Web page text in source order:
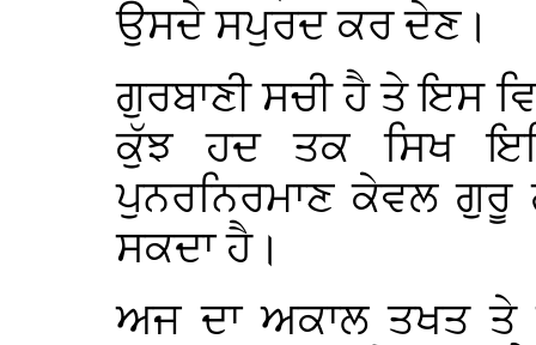
ਉਸਦੇ ਸਪੁਰਦ ਕਰ ਦੇਣ।
ਗੁਰਬਾਣੀ ਸਚੀ ਹੈ ਤੇ ਇਸ
ਕੁੱਝ ਹਦ ਤਕ ਸਿਖ
ਪੁਨਰਨਿਰਮਾਣ ਕੇਵਲ
ਸਕਦਾ ਹੈ।
ਅਜ ਦਾ ਅਕਾਲ ਤਖਤ ਤੇ